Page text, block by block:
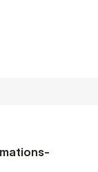
Ad­min­is­tra­tion